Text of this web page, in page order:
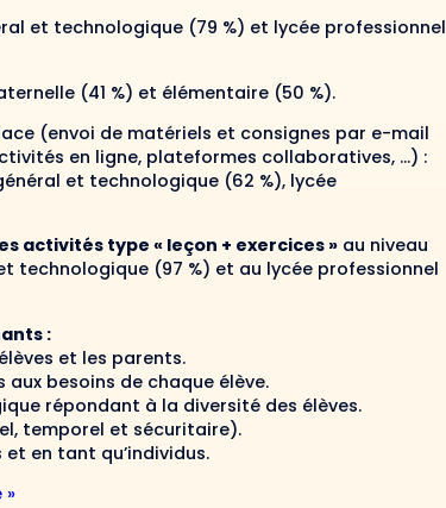
et technologique (79 %) et lycée professionnel
(41 %) et élémentaire (50 %).
(envoi de matériels et consignes par e-mail
en ligne, plateformes collaboratives, …) :
et technologique (62 %), lycée
activités type « leçon + exercices » au niveau
technologique (97 %) et au lycée professionnel
:
et les parents.
besoins de chaque élève.
répondant à la diversité des élèves.
temporel et sécuritaire).
en tant qu’individus.
»